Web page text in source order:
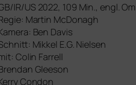
/IR/US 2022, 109 Min., engl.
Martin McDonagh
Ben Davis
Mikkel E.G. Nielsen
Colin Farrell
Gleeson
Condon